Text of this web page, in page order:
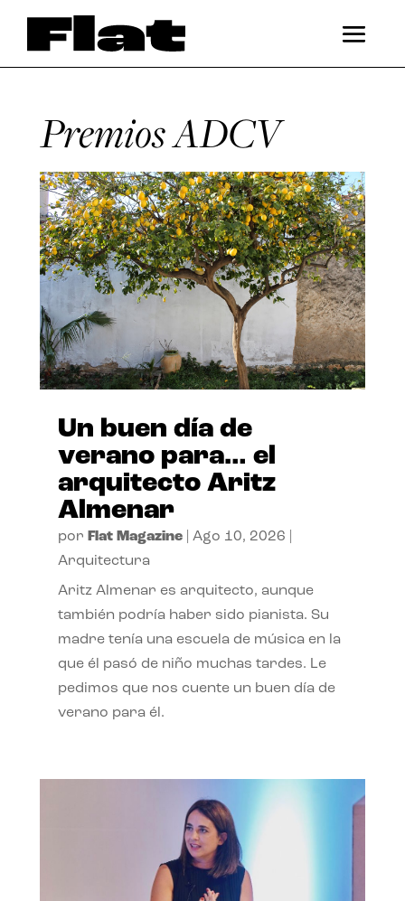
Premios ADCV
Un buen día de
verano para… el
arquitecto Aritz
Almenar
por Flat Magazine| Ago 10, 2026
Arquitectura
Aritz Almenar es arquitecto, aunque
también podría haber sido pianista. Su
madre tenía una escuela de música en la
que él pasó de niño muchas tardes. Le
pedimos que nos cuente un buen día de
verano para él.